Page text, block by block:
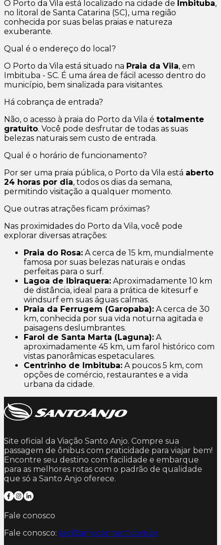
O Porto da Vila está localizado na cidade de Imbituba,
no litoral de Santa Catarina (SC), uma região
conhecida por suas belas praias e natureza
exuberante.
Qual é o endereço do local?
O Porto da Vila está situado na Praia da Vila, em
Imbituba - SC. É uma área de fácil acesso dentro do
município, bem sinalizada para visitantes.
Há cobrança de entrada?
Não, o acesso à praia do Porto da Vila é totalmente
gratuito. Você pode desfrutar de todas as suas
belezas naturais sem custo de entrada.
Qual é o horário de funcionamento?
Por ser uma praia pública, o Porto da Vila está aberto
24 horas por dia, todos os dias da semana,
permitindo visitação a qualquer momento.
Que outras atrações ficam próximas?
Nas proximidades do Porto da Vila, você pode
explorar diversas atrações:
Praia do Rosa: A cerca de 15 km, mundialmente
famosa por suas belezas naturais e ondas
perfeitas para o surf.
Lagoa de Ibiraquera: Aproximadamente 10 km
de distância, ideal para a prática de kitesurf e
windsurf em suas águas calmas.
Praia da Ferrugem (Garopaba): A cerca de 30
km, conhecida por sua vida noturna agitada e
paisagens deslumbrantes.
Farol de Santa Marta (Laguna): A
aproximadamente 45 km, um farol histórico com
vistas panorâmicas espetaculares.
Centrinho de Imbituba: A poucos 5 km, com
opções de comércio, restaurantes e a vida
urbana da cidade.
Site oficial da Viação Santo Anjo. Compre sua
passagem de ônibus com praticidade para viajar bem!
Encontre seu destino com facilidade e embarque
para as melhores rotas com o padrão de qualidade
que só a Santo Anjo oferece.
Fale conosco
Fale conosco: sac@anjoconnect.com.br